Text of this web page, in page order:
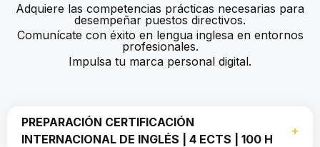
Adquiere las competencias prácticas necesarias para
desempeñar puestos directivos.
Comunícate con éxito en lengua inglesa en entornos
profesionales.
Impulsa tu marca personal digital.
PREPARACIÓN CERTIFICACIÓN
INTERNACIONAL DE INGLÉS | 4 ECTS | 100 H